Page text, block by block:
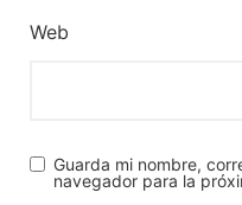
Web
Guarda mi nombre,
navegador para la